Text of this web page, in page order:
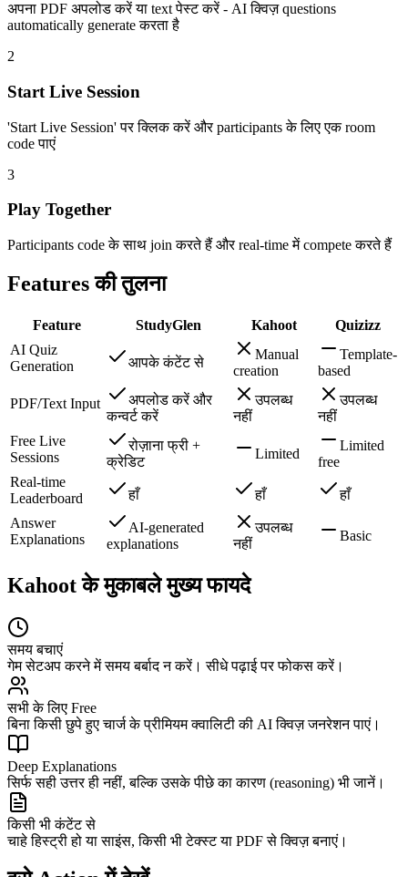
अपना PDF अपलोड करें या text पेस्ट करें - AI क्विज़ questions
automatically generate करता है
2
Start Live Session
'Start Live Session' पर क्लिक करें और participants के लिए एक room
code पाएं
3
Play Together
Participants code के साथ join करते हैं और real-time में compete करते हैं
Features की तुलना
Feature StudyGlen Kahoot
Quizizz
AI Quiz
Generation
आपके कंटेंट से
Manual
creation
Template-
based
PDF/Text Input
अपलोड करें और
कन्वर्ट करें
उपलब्ध
नहीं
उपलब्ध
नहीं
Free Live
Sessions
रोज़ाना फ्री +
क्रेडिट
Limited
Limited
free
Real-time
Leaderboard
हाँ हाँ
हाँ
Answer
Explanations
AI-generated
explanations
उपलब्ध
नहीं
Basic
Kahoot के मुकाबले मुख्य फायदे
समय बचाएं
गेम सेटअप करने में समय बर्बाद न करें। सीधे पढ़ाई पर फोकस करें।
सभी के लिए Free
बिना किसी छुपे हुए चार्ज के प्रीमियम क्वालिटी की AI क्विज़ जनरेशन पाएं।
Deep Explanations
सिर्फ सही उत्तर ही नहीं, बल्कि उसके पीछे का कारण (reasoning) भी जानें।
किसी भी कंटेंट से
चाहे हिस्ट्री हो या साइंस, किसी भी टेक्स्ट या PDF से क्विज़ बनाएं।